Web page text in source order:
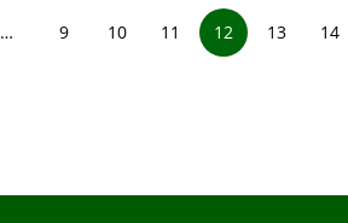
… 9 10 11 12 13 14